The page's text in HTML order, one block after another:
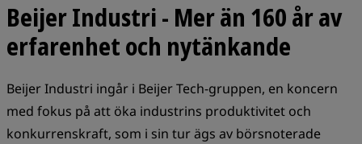
Beijer Industri - Mer än 160 år av
erfarenhet och nytänkande
Beijer Industri ingår i Beijer Tech-gruppen, en koncern
med fokus på att öka industrins produktivitet och
konkurrenskraft, som i sin tur ägs av börsnoterade